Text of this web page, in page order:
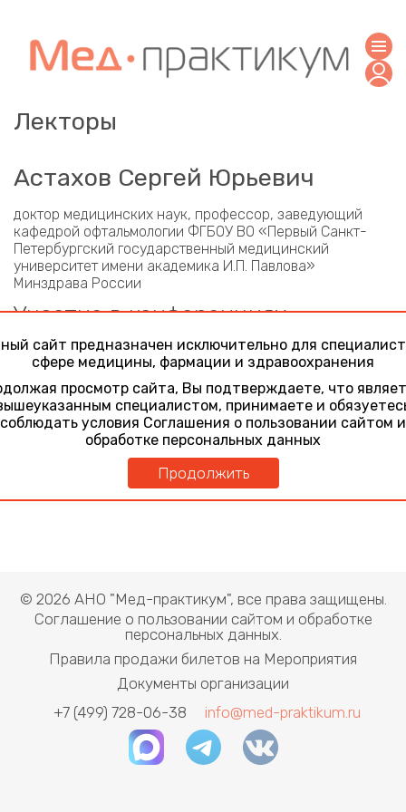
Лекторы
Астахов Сергей Юрьевич
доктор медицинских наук, профессор, заведующий
кафедрой офтальмологии ФГБОУ ВО «Первый Санкт-
Петербургский государственный медицинский
университет имени академика И.П. Павлова»
Минздрава России
Участие в конференциях
Актуальные вопросы офтальмологии 2025
7 ноября 2025
Факоэмульсификация с низким уровнем ВГД:
современные представления.
© 2026 АНО "Мед-практикум", все права защищены.
Соглашение о пользовании сайтом и обработке
персональных данных.
Правила продажи билетов на Мероприятия
Документы организации
+7 (499) 728-06-38
info@med-praktikum.ru
сайт предназначен исключительно для
сфере медицины, фармации и здравоохранения
просмотр сайта, Вы подтверждаете, что
специалистом, принимаете и
соблюдать условия Соглашения о пользовании сайтом и
обработке персональных данных
Продолжить